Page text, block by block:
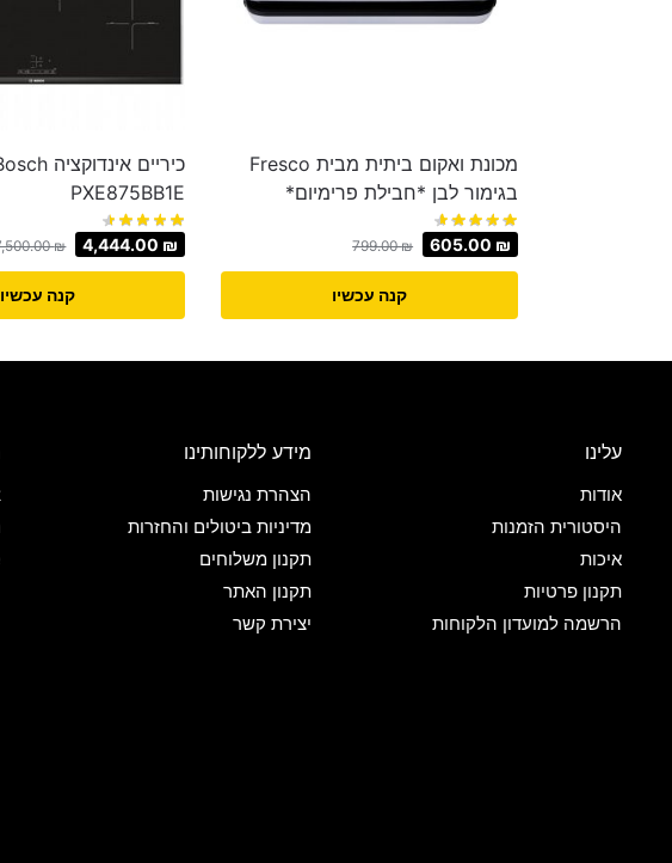
מכונת ואקום ביתית מבית Fresco
בגימור לבן *חבילת פרימיום*
799.00₪ 605.00 ₪
קנה עכשיו
PXE875BB1E
₪ 4,444.00 ₪
קנה עכשיו
עלינו
אודות
היסטורית הזמנות
איכות
תקנון פרטיות
הרשמה למועדון הלקוחות
מידע ללקוחותינו
הצהרת נגישות
מדיניות ביטולים והחזרות
תקנון משלוחים
תקנון האתר
יצירת קשר